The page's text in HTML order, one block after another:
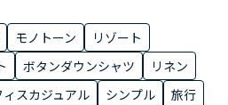
モノトーン
リゾート
ボタンダウンシャツ
リネン
ィスカジュアル シンプル
旅行